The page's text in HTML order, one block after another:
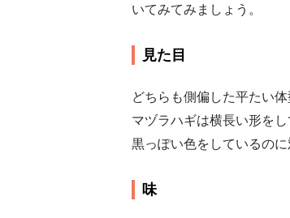
いてみてみましょう。
見た目
どちらも側偏した平たい
マヅラハギは横長い形を
黒っぽい色をしているの
味